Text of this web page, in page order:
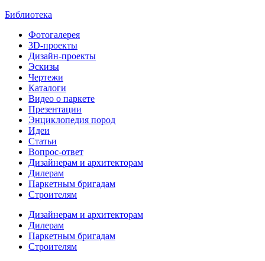
Библиотека
Фотогалерея
3D-проекты
Дизайн-проекты
Эскизы
Чертежи
Каталоги
Видео о паркете
Презентации
Энциклопедия пород
Идеи
Статьи
Вопрос-ответ
Дизайнерам и архитекторам
Дилерам
Паркетным бригадам
Строителям
Дизайнерам и архитекторам
Дилерам
Паркетным бригадам
Строителям